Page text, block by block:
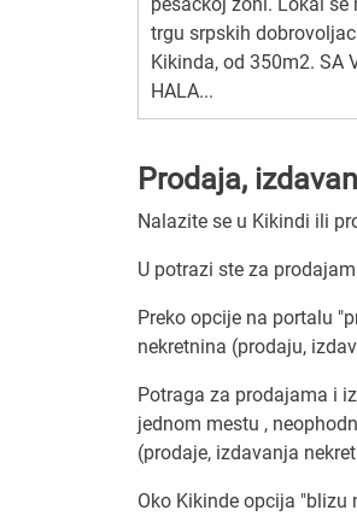
trgu srpskih
Kikinda, od 350m2. SA
HALA...
Prodaja,
Nalazite se u Kikindi ili
U potrazi ste za
Preko opcije na portalu
nekretnina (prodaju,
Potraga za prodajama i
jednom mestu ,
(prodaje, izdavanja
Oko Kikinde opcija